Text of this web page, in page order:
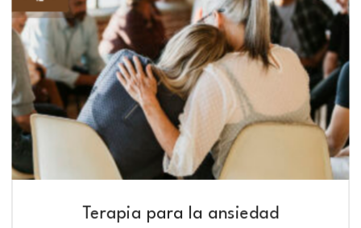
Terapia para la ansiedad